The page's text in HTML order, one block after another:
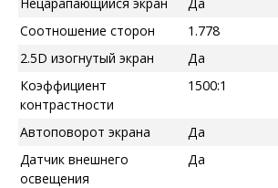
Соотношение сторон
1.778
2.5D изогнутый экран
Да
Коэффициент
контрастности
1500:1
Автоповорот экрана Да
Датчик внешнего
освещения
Да